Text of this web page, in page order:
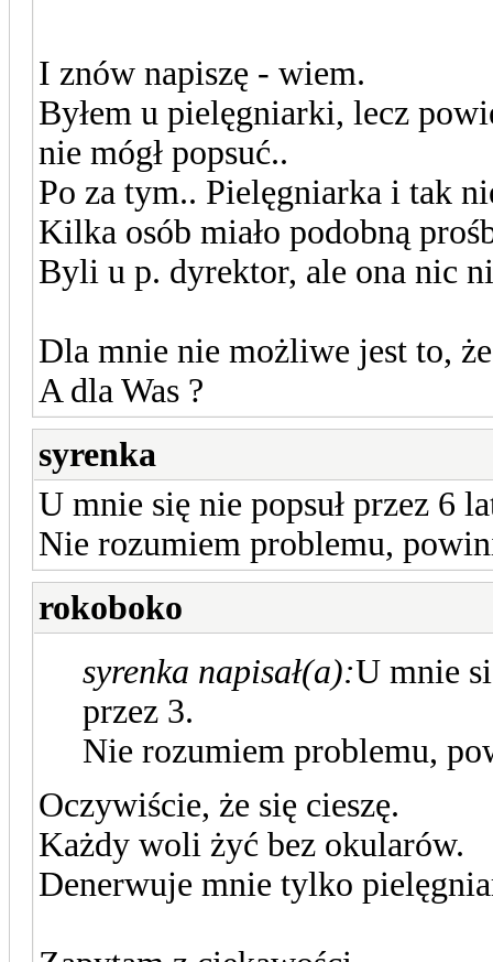
I znów napiszę - wiem.
Byłem u pielęgniarki, lecz
nie mógł popsuć..
Po za tym.. Pielęgniarka i tak
Kilka osób miało podobną
Byli u p. dyrektor, ale ona nic
Dla mnie nie możliwe jest to,
A dla Was ?
syrenka
U mnie się nie popsuł przez 6
Nie rozumiem problemu,
rokoboko
syrenka napisał(a):U mnie
przez 3.
Nie rozumiem problemu,
Oczywiście, że się cieszę.
Każdy woli żyć bez okularów.
Denerwuje mnie tylko